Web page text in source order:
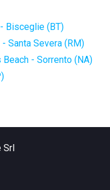
Bisceglie (BT)
Santa Severa (RM)
Beach - Sorrento (NA)
Srl